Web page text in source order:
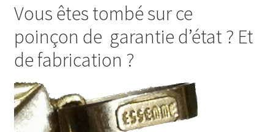
Vous êtes tombé sur ce
poinçon de garantie d’état ? Et
de fabrication ?